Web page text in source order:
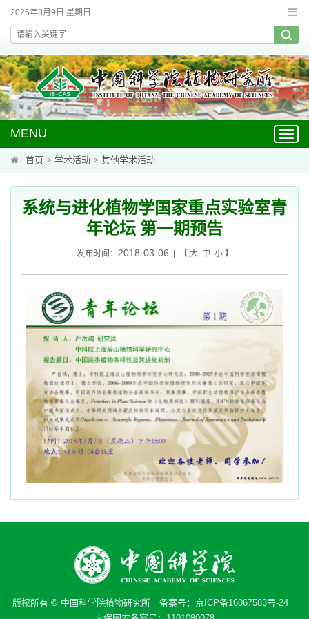
2026年8月9日 星期日
MENU
首页 > 学术活动 > 其他学术活动
系统与进化植物学国家重点实验室青
年论坛 第一期预告
发布时间： 2018-03-06 | 【 大 中 小】
版权所有 © 中国科学院植物研究所 备案号： 京ICP备16067583号-24